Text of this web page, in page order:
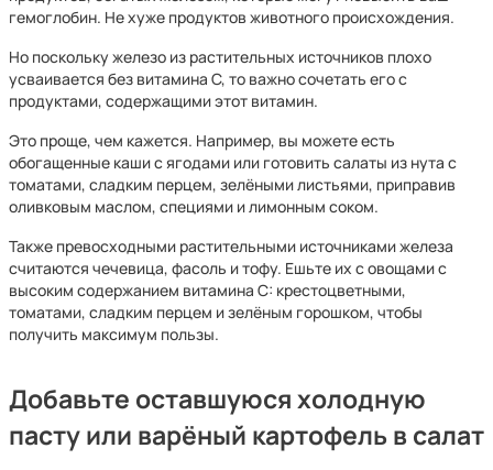
гемоглобин. Не хуже продуктов животного происхождения.
Но поскольку железо из растительных источников плохо
усваивается без витамина С, то важно сочетать его с
продуктами, содержащими этот витамин.
Это проще, чем кажется. Например, вы можете есть
обогащенные каши с ягодами или готовить салаты из нута с
томатами, сладким перцем, зелёными листьями, приправив
оливковым маслом, специями и лимонным соком.
Также превосходными растительными источниками железа
считаются чечевица, фасоль и тофу. Ешьте их с овощами с
высоким содержанием витамина С: крестоцветными,
томатами, сладким перцем и зелёным горошком, чтобы
получить максимум пользы.
Добавьте оставшуюся холодную
пасту или варёный картофель в салат